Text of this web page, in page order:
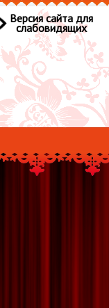
Версия сайта для
слабовидящих